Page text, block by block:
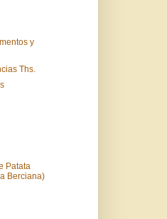
y
Ths.
Patata
Berciana)